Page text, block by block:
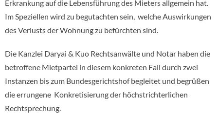
Erkrankung auf die Lebensführung des Mieters allgemein hat.
Im Speziellen wird zu begutachten sein, welche Auswirkungen
des Verlusts der Wohnung zu befürchten sind.
Die Kanzlei Daryai & Kuo Rechtsanwälte und Notar haben die
betroffene Mietpartei in diesem konkreten Fall durch zwei
Instanzen bis zum Bundesgerichtshof begleitet und begrüßen
die errungene Konkretisierung der höchstrichterlichen
Rechtsprechung.